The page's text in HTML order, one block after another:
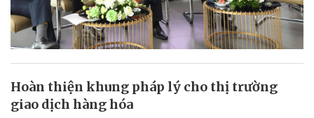
Hoàn thiện khung pháp lý cho thị trường
giao dịch hàng hóa